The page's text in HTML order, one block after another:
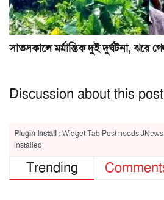
সাতসকালে মর্মান্তিক দুই দুর্ঘটনা, ঝরে
Discussion about this post
Plugin Install : Widget Tab Post needs
installed
Trending